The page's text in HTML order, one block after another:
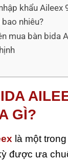
khẩu
nhiêu?
mua bàn bida
GÌ?
là một
được ưa